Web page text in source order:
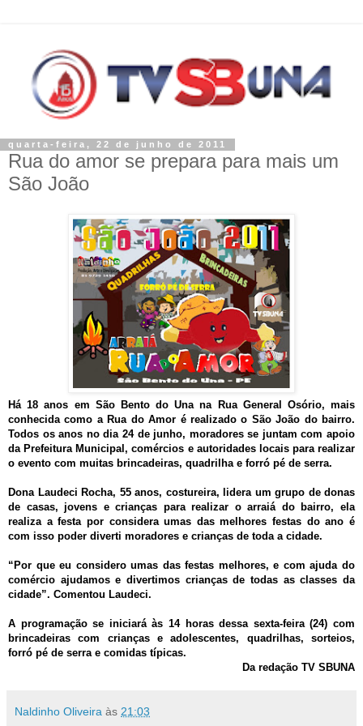
quarta-feira, 22 de junho de 2011
Rua do amor se prepara para mais um
São João
Há 18 anos em São Bento do Una na Rua General Osório, mais
conhecida como a Rua do Amor é realizado o São João do bairro.
Todos os anos no dia 24 de junho, moradores se juntam com apoio
da Prefeitura Municipal, comércios e autoridades locais para realizar
o evento com muitas brincadeiras, quadrilha e forró pé de serra.
Dona Laudeci Rocha, 55 anos, costureira, lidera um grupo de donas
de casas, jovens e crianças para realizar o arraiá do bairro, ela
realiza a festa por considera umas das melhores festas do ano é
com isso poder diverti moradores e crianças de toda a cidade.
“Por que eu considero umas das festas melhores, e com ajuda do
comércio ajudamos e divertimos crianças de todas as classes da
cidade”. Comentou Laudeci.
A programação se iniciará às 14 horas dessa sexta-feira (24) com
brincadeiras com crianças e adolescentes, quadrilhas, sorteios,
forró pé de serra e comidas típicas.
Da redação TV SBUNA
Naldinho Oliveira às 21:03